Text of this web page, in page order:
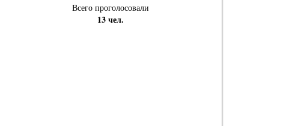
Всего проголосовали
13 чел.